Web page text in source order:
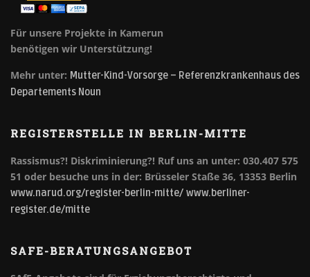
Für unsere Projekte in Kamerun
benötigen wir Unterstützung!
Mehr unter: Mutter-Kind-Vorsorge – Referenzkrankenhaus des
Departements Noun
REGISTERSTELLE IN BERLIN-MITTE
Rassismus?! Diskriminierung?! Ruf uns an unter: 030.407 575
51 oder besuche uns in der: Brüsseler Staße 36, 13353 Berlin
www.narud.org/register-berlin-mitte/ www.berliner-
register.de/mitte
SAFE-BERATUNGSANGEBOT